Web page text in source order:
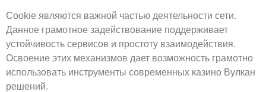
Cookie являются важной частью деятельности сети.
Данное грамотное задействование поддерживает
устойчивость сервисов и простоту взаимодействия.
Освоение этих механизмов дает возможность грамотно
использовать инструменты современных казино Вулкан
решений.